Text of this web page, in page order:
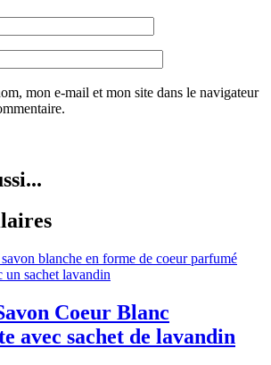
mon e-mail et mon site dans le navigateur
Coeur Blanc
avec sachet de lavandin